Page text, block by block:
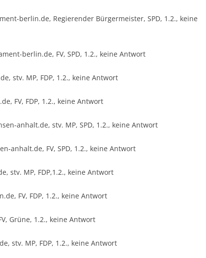
berlin.de, Regierender Bürgermeister, SPD, 1.2., keine
berlin.de, FV, SPD, 1.2., keine Antwort
stv. MP, FDP, 1.2., keine Antwort
FV, FDP, 1.2., keine Antwort
anhalt.de, stv. MP, SPD, 1.2., keine Antwort
anhalt.de, FV, SPD, 1.2., keine Antwort
stv. MP, FDP,1.2., keine Antwort
FV, FDP, 1.2., keine Antwort
Grüne, 1.2., keine Antwort
stv. MP, FDP, 1.2., keine Antwort